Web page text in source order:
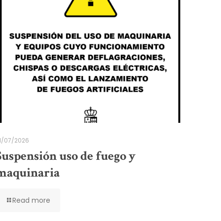
07/2026
uso de fuego y
Read more